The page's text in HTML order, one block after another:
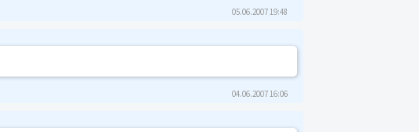
05.06.2007 19:48
04.06.2007 16:06